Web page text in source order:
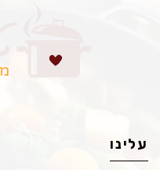
עלינו